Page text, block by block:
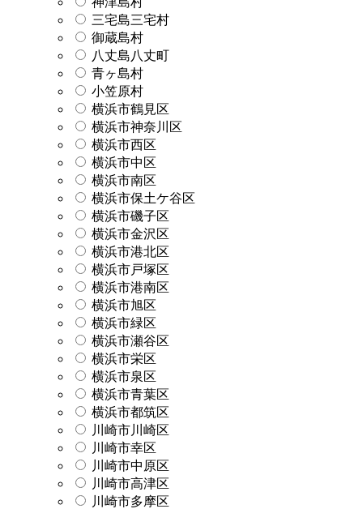
三宅島三宅村
御蔵島村
八丈島八丈町
青ヶ島村
小笠原村
横浜市鶴見区
横浜市神奈川区
横浜市西区
横浜市中区
横浜市南区
横浜市保土ケ谷区
横浜市磯子区
横浜市金沢区
横浜市港北区
横浜市戸塚区
横浜市港南区
横浜市旭区
横浜市緑区
横浜市瀬谷区
横浜市栄区
横浜市泉区
横浜市青葉区
横浜市都筑区
川崎市川崎区
川崎市幸区
川崎市中原区
川崎市高津区
川崎市多摩区